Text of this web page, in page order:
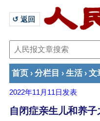
↺ 返回
首页 › 分栏目 › 生活 › 文
2022年11月11日 发表
自闭症亲生儿和养